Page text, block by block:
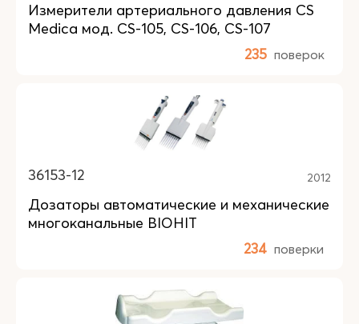
Измерители артериального давления CS
Medica мод. CS-105, CS-106, CS-107
235 поверок
36153-12 2012
Дозаторы автоматические и механические
многоканальные BIOHIT
234 поверки